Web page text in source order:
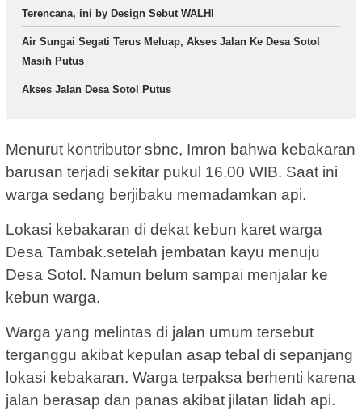
Terencana, ini by Design Sebut WALHI
Air Sungai Segati Terus Meluap, Akses Jalan Ke Desa Sotol
Masih Putus
Akses Jalan Desa Sotol Putus
Menurut kontributor sbnc, Imron bahwa kebakaran
barusan terjadi sekitar pukul 16.00 WIB. Saat ini
warga sedang berjibaku memadamkan api.
Lokasi kebakaran di dekat kebun karet warga
Desa Tambak.setelah jembatan kayu menuju
Desa Sotol. Namun belum sampai menjalar ke
kebun warga.
Warga yang melintas di jalan umum tersebut
terganggu akibat kepulan asap tebal di sepanjang
lokasi kebakaran. Warga terpaksa berhenti karena
jalan berasap dan panas akibat jilatan lidah api.